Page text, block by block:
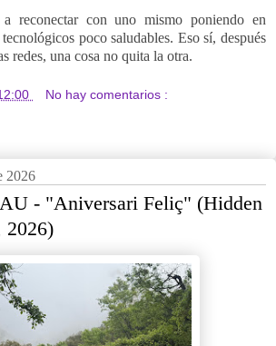
reconectar con uno mismo poniendo en
poco saludables. Eso sí, después
redes, una cosa no quita la otra.
No hay comentarios :
2026
- "Aniversari Feliç" (Hidden
2026)